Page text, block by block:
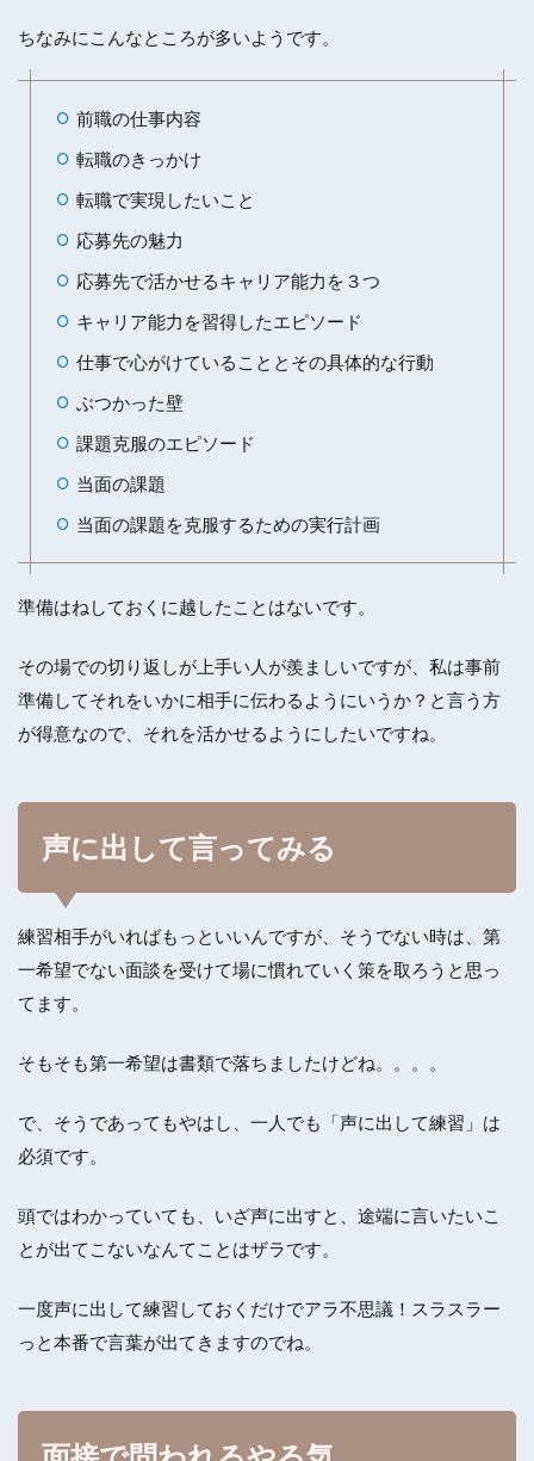
ちなみにこんなところが多いようです。
前職の仕事内容
転職のきっかけ
転職で実現したいこと
応募先の魅力
応募先で活かせるキャリア能力を３つ
キャリア能力を習得したエピソード
仕事で心がけていることとその具体的な行動
ぶつかった壁
課題克服のエピソード
当面の課題
当面の課題を克服するための実行計画
準備はねしておくに越したことはないです。
その場での切り返しが上手い人が羨ましいですが、私は事前
準備してそれをいかに相手に伝わるようにいうか？と言う方
が得意なので、それを活かせるようにしたいですね。
声に出して言ってみる
練習相手がいればもっといいんですが、そうでない時は、第
一希望でない面談を受けて場に慣れていく策を取ろうと思っ
てます。
そもそも第一希望は書類で落ちましたけどね。。。。
で、そうであってもやはし、一人でも「声に出して練習」は
必須です。
頭ではわかっていても、いざ声に出すと、途端に言いたいこ
とが出てこないなんてことはザラです。
一度声に出して練習しておくだけでアラ不思議！スラスラー
っと本番で言葉が出てきますのでね。